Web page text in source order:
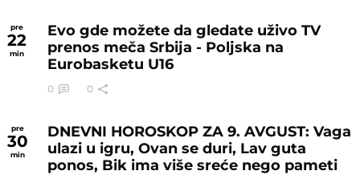
pre
22
min
Evo gde možete da gledate uživo TV
prenos meča Srbija - Poljska na
Eurobasketu U16
0 0
pre
30
min
DNEVNI HOROSKOP ZA 9. AVGUST: Vaga
ulazi u igru, Ovan se duri, Lav guta
ponos, Bik ima više sreće nego pameti